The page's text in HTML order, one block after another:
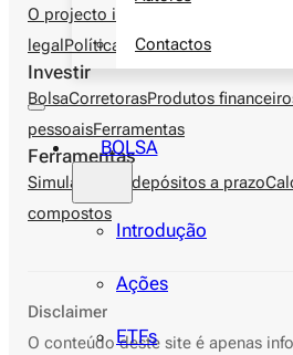
Contactos
BOLSA
Introdução
Ações
ETFs
O projecto investir.pt
legalPolítica de privacidade
Investir
BolsaCorretorasProdutos
pessoaisFerramentas
Ferramentas
Simulador de depósitos a prazo
compostos
Disclaimer
O conteúdo deste site é apenas